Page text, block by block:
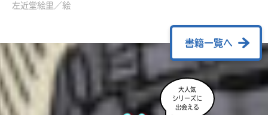
VS暴走モブ
営委員会／協力
佐久間さのすけ／絵
左近堂絵里／絵
書籍一覧へ
大人気
シリーズに
出会える